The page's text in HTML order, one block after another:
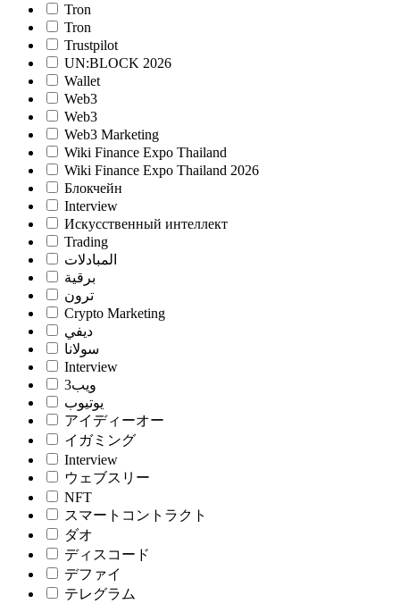
Tron
Tron
Trustpilot
UN:BLOCK 2026
Wallet
Web3
Web3
Web3 Marketing
Wiki Finance Expo Thailand
Wiki Finance Expo Thailand 2026
Блокчейн
Interview
Искусственный интеллект
Trading
المبادلات
برقية
ترون
Crypto Marketing
ديفي
سولانا
Interview
ويب3
يوتيوب
アイディーオー
イガミング
Interview
ウェブスリー
NFT
スマートコントラクト
ダオ
ディスコード
デファイ
テレグラム